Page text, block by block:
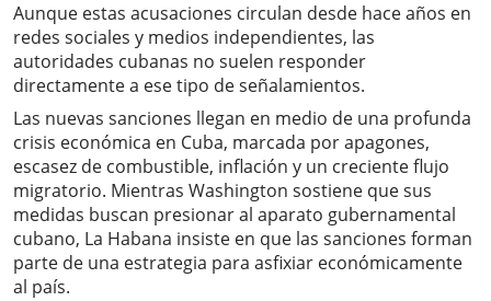
Aunque estas acusaciones circulan desde hace años en
redes sociales y medios independientes, las
autoridades cubanas no suelen responder
directamente a ese tipo de señalamientos.
Las nuevas sanciones llegan en medio de una profunda
crisis económica en Cuba, marcada por apagones,
escasez de combustible, inflación y un creciente flujo
migratorio. Mientras Washington sostiene que sus
medidas buscan presionar al aparato gubernamental
cubano, La Habana insiste en que las sanciones forman
parte de una estrategia para asfixiar económicamente
al país.